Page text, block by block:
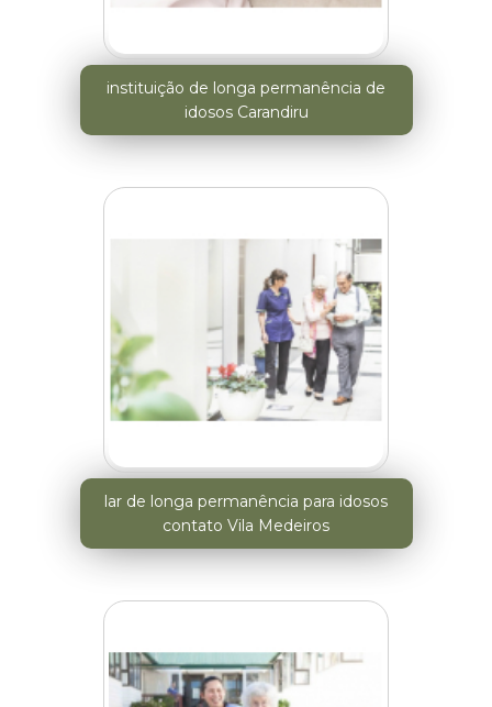
instituição de longa permanência de
idosos Carandiru
lar de longa permanência para idosos
contato Vila Medeiros